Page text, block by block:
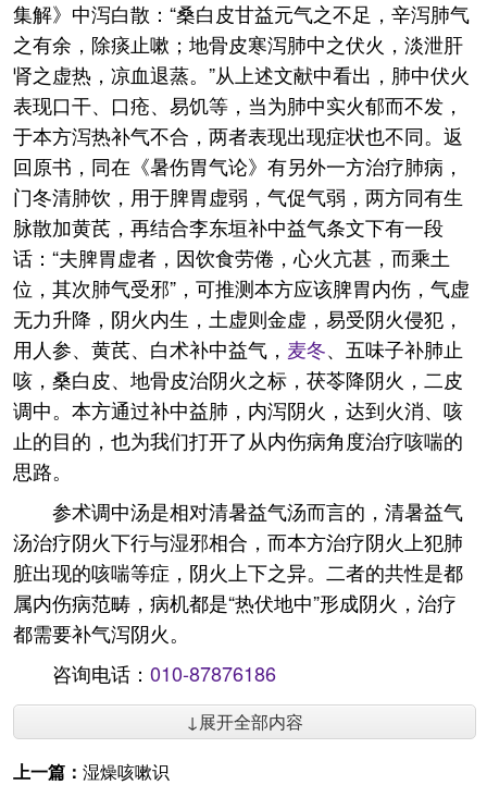
集解》中泻白散：“桑白皮甘益元气之不足，辛泻肺气
之有余，除痰止嗽；地骨皮寒泻肺中之伏火，淡泄肝
肾之虚热，凉血退蒸。”从上述文献中看出，肺中伏火
表现口干、口疮、易饥等，当为肺中实火郁而不发，
于本方泻热补气不合，两者表现出现症状也不同。返
回原书，同在《暑伤胃气论》有另外一方治疗肺病，
门冬清肺饮，用于脾胃虚弱，气促气弱，两方同有生
脉散加黄芪，再结合李东垣补中益气条文下有一段
话：“夫脾胃虚者，因饮食劳倦，心火亢甚，而乘土
位，其次肺气受邪”，可推测本方应该脾胃内伤，气虚
无力升降，阴火内生，土虚则金虚，易受阴火侵犯，
用人参、黄芪、白术补中益气， 麦冬、五味子补肺止
咳，桑白皮、地骨皮治阴火之标，茯苓降阴火，二皮
调中。本方通过补中益肺，内泻阴火，达到火消、咳
止的目的，也为我们打开了从内伤病角度治疗咳喘的
思路。
参术调中汤是相对清暑益气汤而言的，清暑益气
汤治疗阴火下行与湿邪相合，而本方治疗阴火上犯肺
脏出现的咳喘等症，阴火上下之异。二者的共性是都
属内伤病范畴，病机都是“热伏地中”形成阴火，治疗
都需要补气泻阴火。
咨询电话： 010-87876186
↓展开全部内容
上一篇： 湿燥咳嗽识